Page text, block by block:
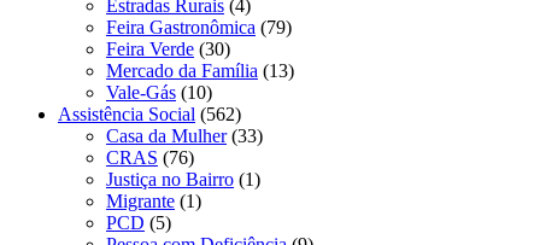
Estradas Rurais (4)
Feira Gastronômica (79)
Feira Verde (30)
Mercado da Família (13)
Vale-Gás (10)
Assistência Social (562)
Casa da Mulher(33)
CRAS (76)
Justiça no Bairro (1)
Migrante (1)
PCD (5)